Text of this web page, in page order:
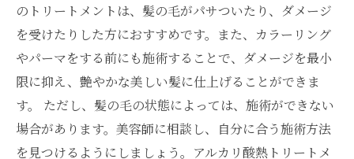
のトリートメントは、髪の毛がパサついたり、ダメージ
を受けたりした方におすすめです。また、カラーリング
やパーマをする前にも施術することで、ダメージを最小
限に抑え、艶やかな美しい髪に仕上げることができま
す。 ただし、髪の毛の状態によっては、施術ができない
場合があります。美容師に相談し、自分に合う施術方法
を見つけるようにしましょう。アルカリ酸熱トリートメ